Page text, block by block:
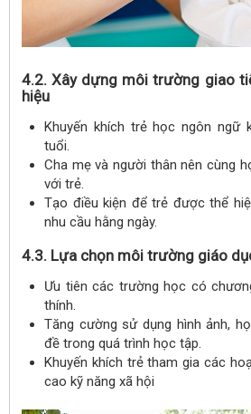
4.2. Xây dựng môi trường giao
hiệu
Khuyến khích trẻ học ngôn ngữ
tuổi.
Cha mẹ và người thân nên cùng
với trẻ.
Tạo điều kiện để trẻ được thể
nhu cầu hằng ngày.
4.3. Lựa chọn môi trường giáo
Ưu tiên các trường học có
thính.
Tăng cường sử dụng hình ảnh,
đề trong quá trình học tập.
Khuyến khích trẻ tham gia các
cao kỹ năng xã hội